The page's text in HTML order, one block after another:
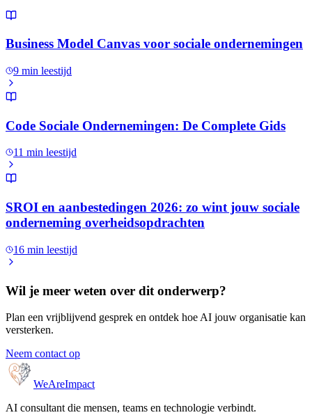
Business Model Canvas voor sociale ondernemingen
9 min leestijd
Code Sociale Ondernemingen: De Complete Gids
11 min leestijd
SROI en aanbestedingen 2026: zo wint jouw sociale
onderneming overheidsopdrachten
16 min leestijd
Wil je meer weten over dit onderwerp?
Plan een vrijblijvend gesprek en ontdek hoe AI jouw organisatie kan
versterken.
Neem contact op
WeAreImpact
AI consultant die mensen, teams en technologie verbindt.